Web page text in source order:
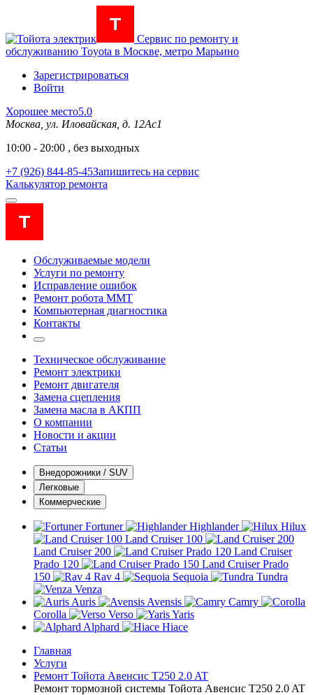
Сервис по ремонту и
обслуживанию Toyota в Москве, метро Марьино
Зарегистрироваться
Войти
Хорошее место5.0
Москва, ул. Иловайская, д. 12Ас1
10:00 - 20:00 , без выходных
+7 (926) 844-85-45Запишитесь на сервис
Калькулятор ремонта
Обслуживаемые модели
Услуги по ремонту
Исправление ошибок
Ремонт робота MMT
Компьютерная диагностика
Контакты
Техническое обслуживание
Ремонт электрики
Ремонт двигателя
Замена сцепления
Замена масла в АКПП
О компании
Новости и акции
Статьи
Внедорожники / SUV
Легковые
Коммерческие
Fortuner Highlander
Hilux
Land Cruiser 100
Land Cruiser 200
Land Cruiser
Prado 120
Land Cruiser Prado
150
Rav 4 Sequoia
Tundra
Venza
Auris
Avensis
Camry
Corolla
Verso
Yaris
Alphard
Hiace
Главная
Услуги
Ремонт Тойота Авенсис T250 2.0 AT
Ремонт тормозной системы Тойота Авенсис T250 2.0 AT